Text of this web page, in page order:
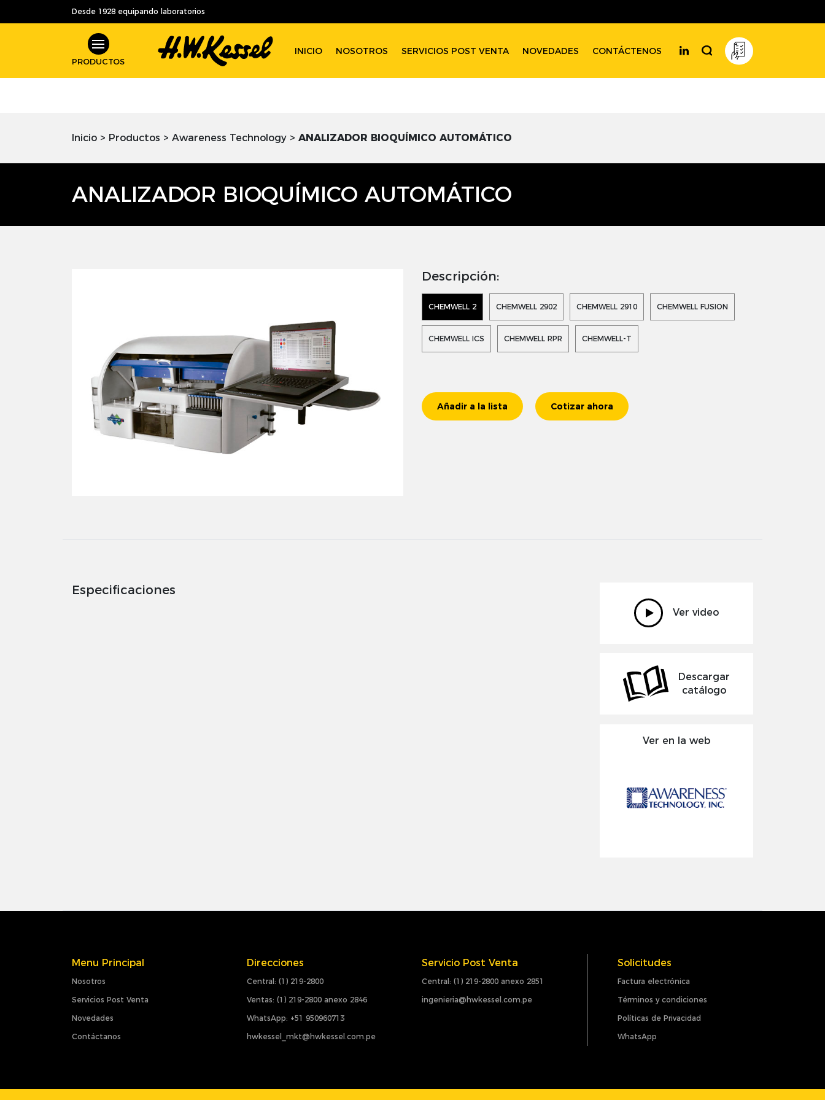
Desde 1928 equipando laboratorios
PRODUCTOS
INICIO NOSOTROS SERVICIOS POST VENTA NOVEDADES CONTÁCTENOS
Inicio > Productos > Awareness Technology > ANALIZADOR BIOQUÍMICO AUTOMÁTICO
ANALIZADOR BIOQUÍMICO AUTOMÁTICO
Descripción:
CHEMWELL 2 CHEMWELL 2902 CHEMWELL 2910 CHEMWELL FUSION
CHEMWELL ICS CHEMWELL RPR CHEMWELL-T
Añadir a la lista Cotizar ahora
Especificaciones
Ver video
Descargar
catálogo
Ver en la web
Menu Principal
Nosotros
Servicios Post Venta
Novedades
Contáctanos
Direcciones
Central: (1) 219-2800
Ventas: (1) 219-2800 anexo 2846
WhatsApp: +51 950960713
hwkessel_mkt@hwkessel.com.pe
Servicio Post Venta
Central: (1) 219-2800 anexo 2851
ingenieria@hwkessel.com.pe
Solicitudes
Factura electrónica
Términos y condiciones
Políticas de Privacidad
WhatsApp